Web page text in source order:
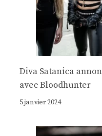
Diva Satanica
avec Bloodhunter
5 janvier 2024